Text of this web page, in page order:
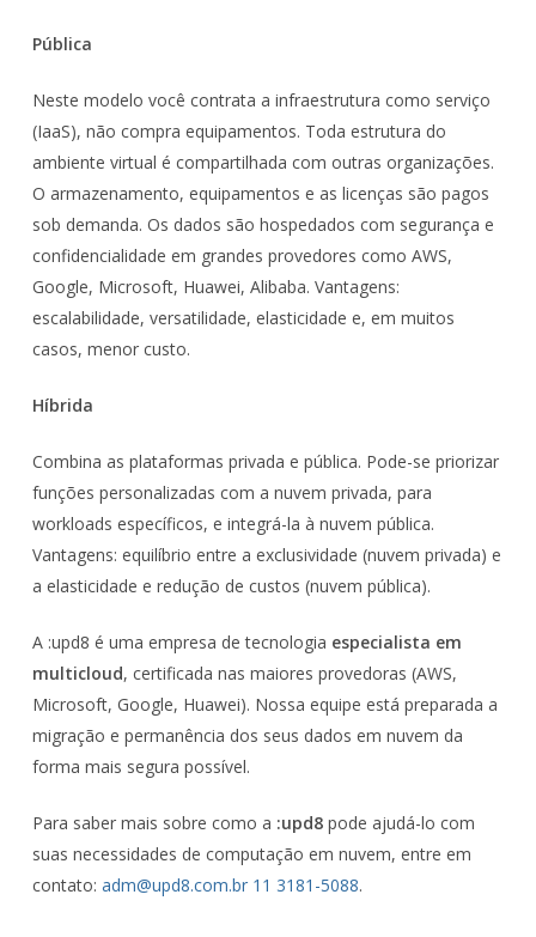
Pública
Neste modelo você contrata a infraestrutura como serviço
(IaaS), não compra equipamentos. Toda estrutura do
ambiente virtual é compartilhada com outras organizações.
O armazenamento, equipamentos e as licenças são pagos
sob demanda. Os dados são hospedados com segurança e
confidencialidade em grandes provedores como AWS,
Google, Microsoft, Huawei, Alibaba. Vantagens:
escalabilidade, versatilidade, elasticidade e, em muitos
casos, menor custo.
Híbrida
Combina as plataformas privada e pública. Pode-se priorizar
funções personalizadas com a nuvem privada, para
workloads específicos, e integrá-la à nuvem pública.
Vantagens: equilíbrio entre a exclusividade (nuvem privada) e
a elasticidade e redução de custos (nuvem pública).
A :upd8 é uma empresa de tecnologia especialista em
multicloud, certificada nas maiores provedoras (AWS,
Microsoft, Google, Huawei). Nossa equipe está preparada a
migração e permanência dos seus dados em nuvem da
forma mais segura possível.
Para saber mais sobre como a :upd8pode ajudá-lo com
suas necessidades de computação em nuvem, entre em
contato: adm@upd8.com.br 11 3181-5088.